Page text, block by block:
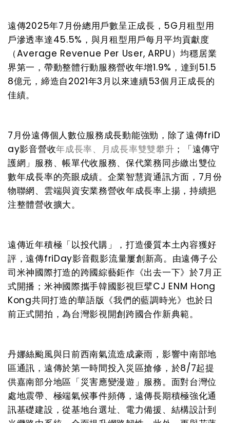
遠傳2025年7月份總用戶數呈正成長， 5G月租型用
戶滲透率達45.5% ，與月租型用戶每月平均貢獻度
（Average Revenue Per User, ARPU）均穩居業
界第一，帶動整體行動服務營收年增1.9% ，達到51.5
8億元，締造自2021年3月以來連續53個月正成長的
佳績。
7月份遠傳個人數位服務成長動能強勁，除了遠傳friD
ay影音營收年成長率、月成長率雙雙攀升 ；「遠傳守
護網」服務、帳單代收服務、保代業務同步繳出雙位
數年成長率的亮眼成績。企業智慧資通訊方面， 7月份
物聯網、雲端與資安業務營收年成長率上揚，持續挹
注整體營收擴大。
遠傳近年積極「以投代購」，打造優質本土內容獲好
評，遠傳friDay影音觀影流量屢創新高。由遠傳子公
司米神國際打造的跨國綜藝鉅作《出去一下》於7月正
式開播；米神國際攜手韓國影視巨擘CJ ENM Hong
Kong共同打造的華語版《我們的藍調時光》也於日
前正式開拍，為台灣影視開創跨國合作新典範。
丹娜絲颱風與日前西南氣流造成豪雨，影響中南部地
區通訊，遠傳於第一時間投入災區搶修，於8/7起提
供嘉南部分地區「災害應變漫遊」服務。面對台灣位
處地震帶、極端氣候事件頻傳，遠傳長期積極強化通
訊基礎建設，從基地台選址、電力備援、結構設計到